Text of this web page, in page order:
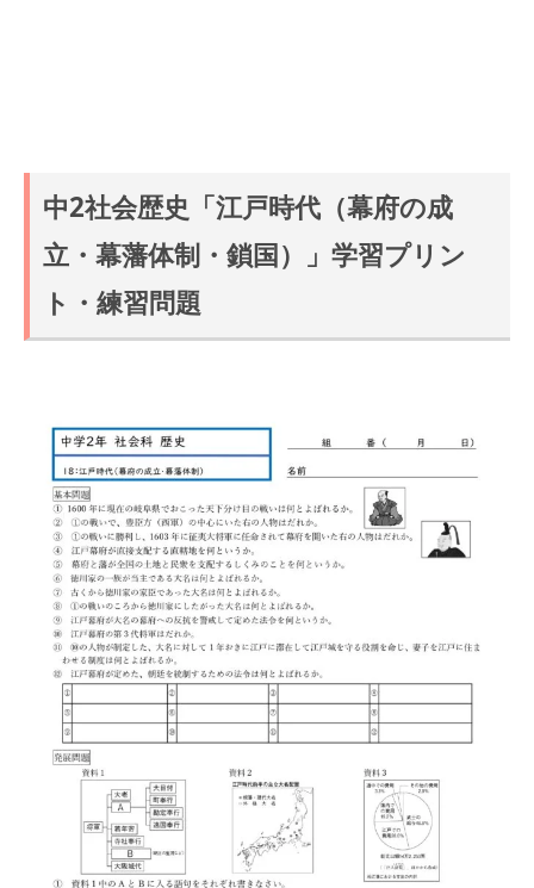
中2社会歴史「江戸時代（幕府の成
立・幕藩体制・鎖国）」学習プリン
ト・練習問題